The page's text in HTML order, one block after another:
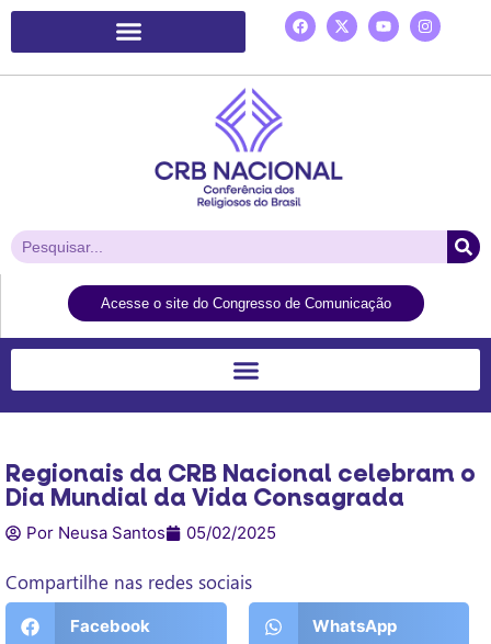
Acesse o site do Congresso de Comunicação
Regionais da CRB Nacional celebram o
Dia Mundial da Vida Consagrada
Por Neusa Santos 05/02/2025
Compartilhe nas redes sociais
Facebook WhatsApp